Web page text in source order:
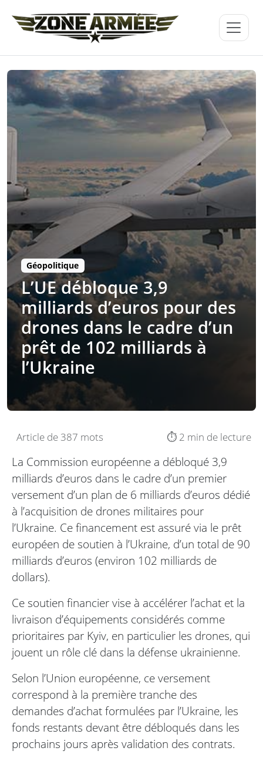
Géopolitique
L’UE débloque 3,9
milliards d’euros pour des
drones dans le cadre d’un
prêt de 102 milliards à
l’Ukraine
Article de 387 mots ⏱️ 2 min de lecture
La Commission européenne a débloqué 3,9
milliards d’euros dans le cadre d’un premier
versement d’un plan de 6 milliards d’euros dédié
à l’acquisition de drones militaires pour
l’Ukraine. Ce financement est assuré via le prêt
européen de soutien à l’Ukraine, d’un total de 90
milliards d’euros (environ 102 milliards de
dollars).
Ce soutien financier vise à accélérer l’achat et la
livraison d’équipements considérés comme
prioritaires par Kyiv, en particulier les drones, qui
jouent un rôle clé dans la défense ukrainienne.
Selon l’Union européenne, ce versement
correspond à la première tranche des
demandes d’achat formulées par l’Ukraine, les
fonds restants devant être débloqués dans les
prochains jours après validation des contrats.